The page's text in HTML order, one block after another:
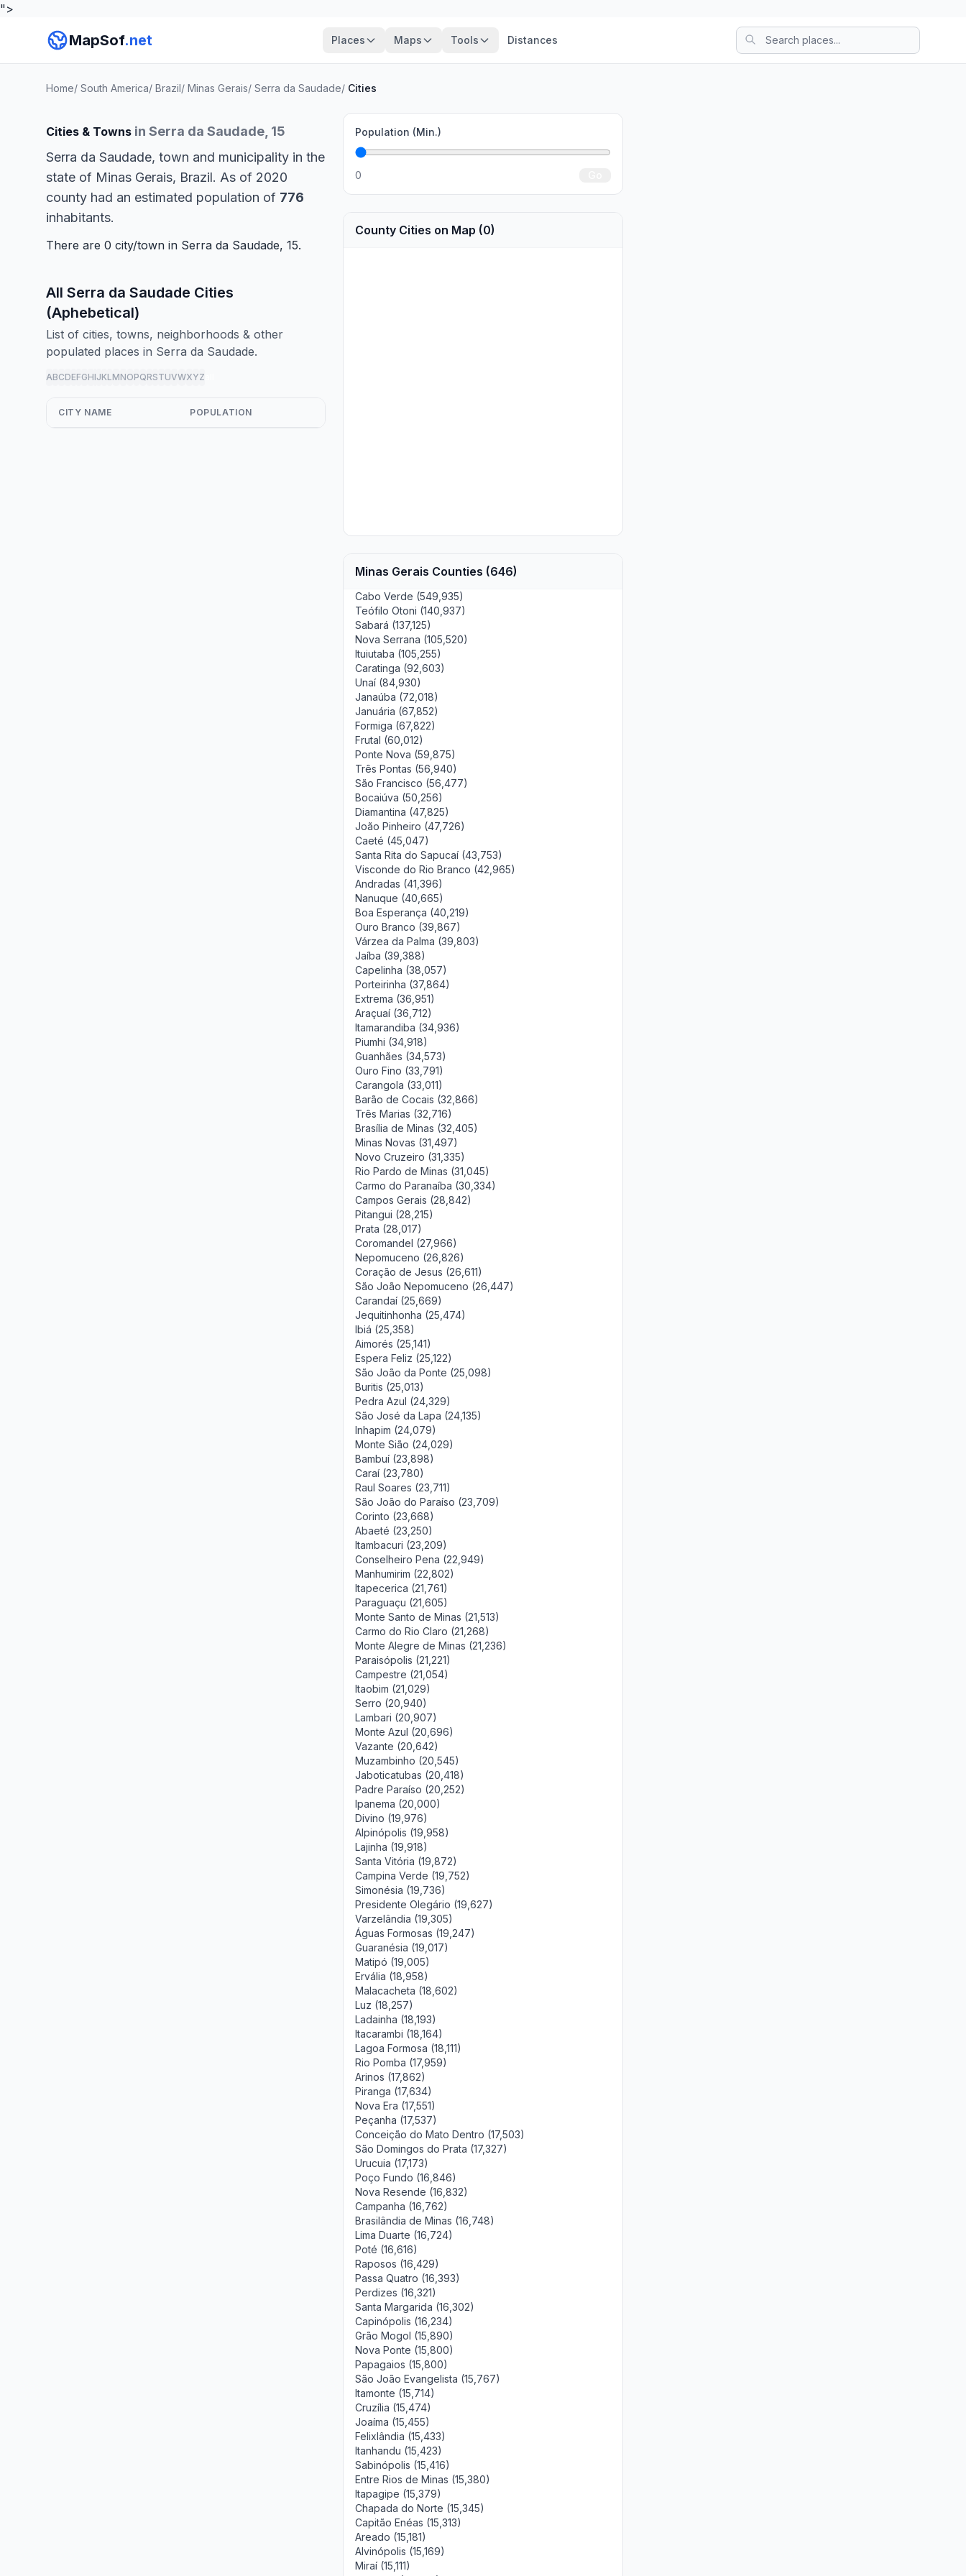
">
MapSof.net Places Maps Tools Distances
Home/ South America/ Brazil/ Minas Gerais/ Serra da Saudade/ Cities
Cities & Towns in Serra da Saudade, 15
Serra da Saudade, town and municipality in the
state of Minas Gerais, Brazil. As of 2020
county had an estimated population of 776
inhabitants.
There are 0 city/town in Serra da Saudade, 15.
All Serra da Saudade Cities
(Aphebetical)
List of cities, towns, neighborhoods & other
populated places in Serra da Saudade.
ABCDEFGHIJKLMNOPQRSTUVWXYZ
CITY NAME POPULATION
Population (Min.)
0
County Cities on Map (0)
Minas Gerais Counties (646)
Cabo Verde (549,935)
Teófilo Otoni (140,937)
Sabará (137,125)
Nova Serrana (105,520)
Ituiutaba (105,255)
Caratinga (92,603)
Unaí (84,930)
Janaúba (72,018)
Januária (67,852)
Formiga (67,822)
Frutal (60,012)
Ponte Nova (59,875)
Três Pontas (56,940)
São Francisco (56,477)
Bocaiúva (50,256)
Diamantina (47,825)
João Pinheiro (47,726)
Caeté (45,047)
Santa Rita do Sapucaí (43,753)
Visconde do Rio Branco (42,965)
Andradas (41,396)
Nanuque (40,665)
Boa Esperança (40,219)
Ouro Branco (39,867)
Várzea da Palma (39,803)
Jaíba (39,388)
Capelinha (38,057)
Porteirinha (37,864)
Extrema (36,951)
Araçuaí (36,712)
Itamarandiba (34,936)
Piumhi (34,918)
Guanhães (34,573)
Ouro Fino (33,791)
Carangola (33,011)
Barão de Cocais (32,866)
Três Marias (32,716)
Brasília de Minas (32,405)
Minas Novas (31,497)
Novo Cruzeiro (31,335)
Rio Pardo de Minas (31,045)
Carmo do Paranaíba (30,334)
Campos Gerais (28,842)
Pitangui (28,215)
Prata (28,017)
Coromandel (27,966)
Nepomuceno (26,826)
Coração de Jesus (26,611)
São João Nepomuceno (26,447)
Carandaí (25,669)
Jequitinhonha (25,474)
Ibiá (25,358)
Aimorés (25,141)
Espera Feliz (25,122)
São João da Ponte (25,098)
Buritis (25,013)
Pedra Azul (24,329)
São José da Lapa (24,135)
Inhapim (24,079)
Monte Sião (24,029)
Bambuí (23,898)
Caraí (23,780)
Raul Soares (23,711)
São João do Paraíso (23,709)
Corinto (23,668)
Abaeté (23,250)
Itambacuri (23,209)
Conselheiro Pena (22,949)
Manhumirim (22,802)
Itapecerica (21,761)
Paraguaçu (21,605)
Monte Santo de Minas (21,513)
Carmo do Rio Claro (21,268)
Monte Alegre de Minas (21,236)
Paraisópolis (21,221)
Campestre (21,054)
Itaobim (21,029)
Serro (20,940)
Lambari (20,907)
Monte Azul (20,696)
Vazante (20,642)
Muzambinho (20,545)
Jaboticatubas (20,418)
Padre Paraíso (20,252)
Ipanema (20,000)
Divino (19,976)
Alpinópolis (19,958)
Lajinha (19,918)
Santa Vitória (19,872)
Campina Verde (19,752)
Simonésia (19,736)
Presidente Olegário (19,627)
Varzelândia (19,305)
Águas Formosas (19,247)
Guaranésia (19,017)
Matipó (19,005)
Ervália (18,958)
Malacacheta (18,602)
Luz (18,257)
Ladainha (18,193)
Itacarambi (18,164)
Lagoa Formosa (18,111)
Rio Pomba (17,959)
Arinos (17,862)
Piranga (17,634)
Nova Era (17,551)
Peçanha (17,537)
Conceição do Mato Dentro (17,503)
São Domingos do Prata (17,327)
Urucuia (17,173)
Poço Fundo (16,846)
Nova Resende (16,832)
Campanha (16,762)
Brasilândia de Minas (16,748)
Lima Duarte (16,724)
Poté (16,616)
Raposos (16,429)
Passa Quatro (16,393)
Perdizes (16,321)
Santa Margarida (16,302)
Capinópolis (16,234)
Grão Mogol (15,890)
Nova Ponte (15,800)
Papagaios (15,800)
São João Evangelista (15,767)
Itamonte (15,714)
Cruzília (15,474)
Joaíma (15,455)
Felixlândia (15,433)
Itanhandu (15,423)
Sabinópolis (15,416)
Entre Rios de Minas (15,380)
Itapagipe (15,379)
Chapada do Norte (15,345)
Capitão Enéas (15,313)
Areado (15,181)
Alvinópolis (15,169)
Miraí (15,111)